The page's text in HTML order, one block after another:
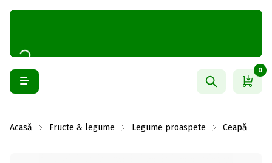
0
Acasă Fructe & legume Legume proaspete Ceapă